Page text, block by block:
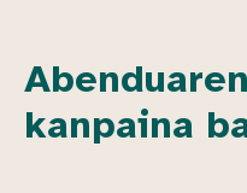
kanpaina